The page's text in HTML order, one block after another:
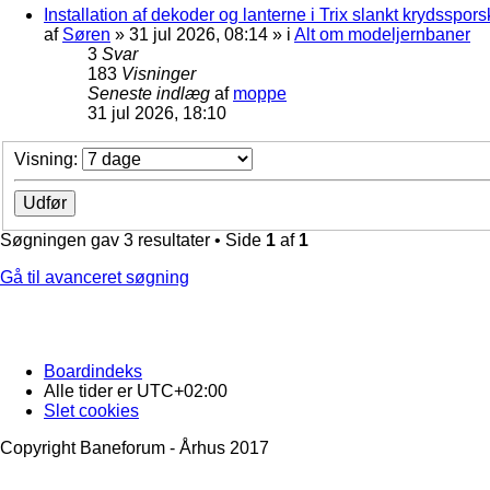
Installation af dekoder og lanterne i Trix slankt
af Søren » 31 jul 2026, 08:14 » i Alt om modeljernbaner
3 Svar
183 Visninger
Seneste indlæg af moppe
31 jul 2026, 18:10
Visning:
Søgningen gav 3 resultater • Side 1 af 1
Gå til avanceret søgning
Boardindeks
Alle tider er UTC+02:00
Slet cookies
Copyright Baneforum - Århus 2017